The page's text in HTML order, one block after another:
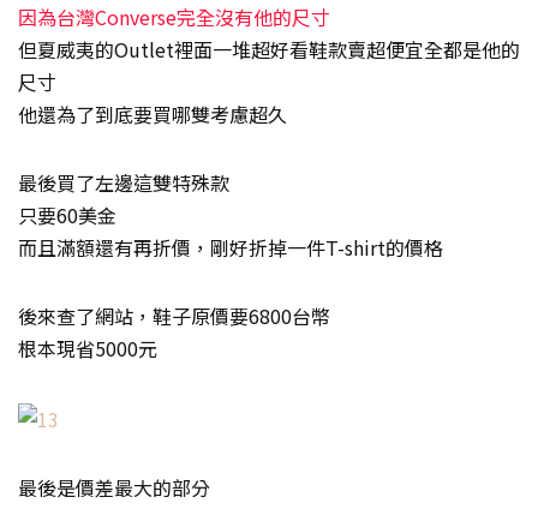
因為台灣Converse完全沒有他的尺寸
但夏威夷的Outlet裡面一堆超好看鞋款賣超便宜全都是他的
尺寸
他還為了到底要買哪雙考慮超久
最後買了左邊這雙特殊款
只要60美金
而且滿額還有再折價，剛好折掉一件T-shirt的價格
後來查了網站，鞋子原價要6800台幣
根本現省5000元
最後是價差最大的部分